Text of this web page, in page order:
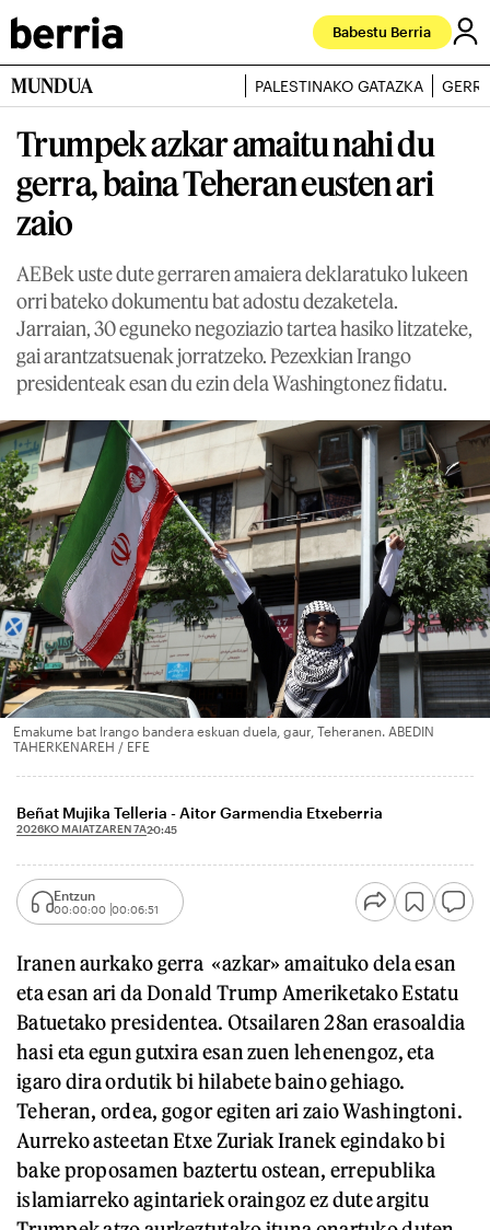
Babestu Berria
MUNDUA PALESTINAKO GATAZKA
Trumpek azkar amaitu nahi du
gerra, baina Teheran eusten ari
zaio
AEBek uste dute gerraren amaiera deklaratuko lukeen
orri bateko dokumentu bat adostu dezaketela.
Jarraian, 30 eguneko negoziazio tartea hasiko litzateke,
gai arantzatsuenak jorratzeko. Pezexkian Irango
presidenteak esan du ezin dela Washingtonez fidatu.
Emakume bat Irango bandera eskuan duela, gaur, Teheranen. ABEDIN
TAHERKENAREH / EFE
Beñat Mujika Telleria - Aitor Garmendia Etxeberria
2026KO MAIATZAREN 7A20:45
Entzun
00:00:00 00:06:51
Iranen aurkako gerra «azkar» amaituko dela esan
eta esan ari da Donald Trump Ameriketako Estatu
Batuetako presidentea. Otsailaren 28an erasoaldia
hasi eta egun gutxira esan zuen lehenengoz, eta
igaro dira ordutik bi hilabete baino gehiago.
Teheran, ordea, gogor egiten ari zaio Washingtoni.
Aurreko asteetan Etxe Zuriak Iranek egindako bi
bake proposamen baztertu ostean, errepublika
islamiarreko agintariek oraingoz ez dute argitu